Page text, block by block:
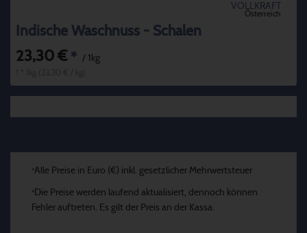
VOLLKRAFT
Österreich
Indische Waschnuss - Schalen
23,30 € * / 1kg
* Alle Preise in Euro (€) inkl. gesetzlicher Mehrwertsteuer
* Die Preise werden laufend aktualisiert, dennoch können
Fehler auftreten. Es gilt der Preis an der Kassa.